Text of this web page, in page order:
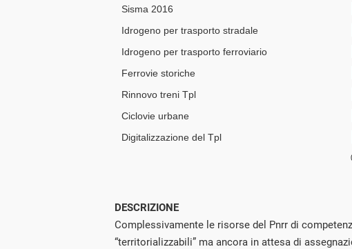
DESCRIZIONE
Complessivamente le risorse del Pnrr di
“territorializzabili” ma ancora in attesa di